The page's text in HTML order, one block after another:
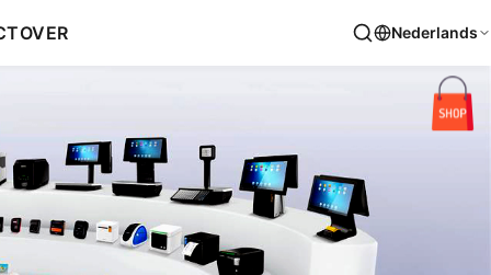
OVER Nederlands